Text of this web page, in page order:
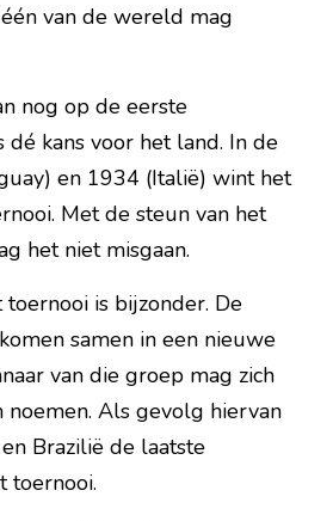
van de wereld mag
nog op de eerste
kans voor het land. In de
en 1934 (Italië) wint het
Met de steun van het
het niet misgaan.
toernooi is bijzonder. De
samen in een nieuwe
van die groep mag zich
Als gevolg hiervan
Brazilië de laatste
toernooi.